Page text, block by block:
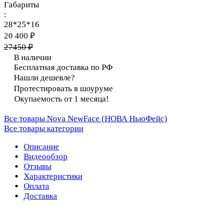
Габариты
:
28*25*16
20 400 ₽
27450 ₽
В наличии
Бесплатная доставка по РФ
Нашли дешевле?
Протестировать в шоуруме
Окупаемость от 1 месяца!
Все товары Nova NewFace (НОВА НьюФейс)
Все товары категории
Описание
Видеообзор
Отзывы
Характеристики
Оплата
Доставка